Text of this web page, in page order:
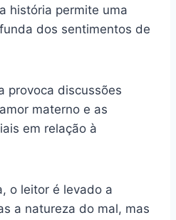
história permite uma
dos sentimentos de
provoca discussões
materno e as
em relação à
o leitor é levado a
a natureza do mal, mas